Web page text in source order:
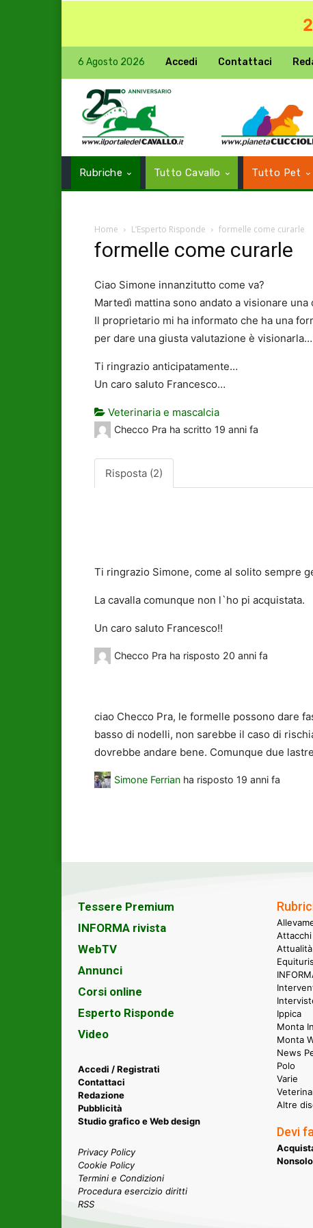
6 Agosto 2026 Accedi Contattaci
Rubriche Tutto Cavallo Tutto Pet
Home L’Esperto Risponde formelle come curarle
formelle come curarle
Ciao Simone innanzitutto come va?
Martedì mattina sono andato a visionare
Il proprietario mi ha informato che ha una
per dare una giusta valutazione è
Ti ringrazio anticipatamente…
Un caro saluto Francesco…
Veterinaria e mascalcia
Checco Pra ha scritto 19 anni fa
Risposta (2)
Ti ringrazio Simone, come al solito sempre
La cavalla comunque non l`ho pi acquistata.
Un caro saluto Francesco!!
Checco Pra ha risposto 20 anni fa
ciao Checco Pra, le formelle possono dare
basso di nodelli, non sarebbe il caso di
dovrebbe andare bene. Comunque due
Simone Ferrian ha risposto 19 anni fa
Tessere Premium
INFORMA rivista
WebTV
Annunci
Corsi online
Esperto Risponde
Video
Accedi / Registrati
Contattaci
Redazione
Pubblicità
Studio grafico e Web design
Privacy Policy
Cookie Policy
Termini e Condizioni
Procedura esercizio diritti
RSS
Attacchi
Ippica
Monta
Monta
News
Polo
Varie
Altre
Devi